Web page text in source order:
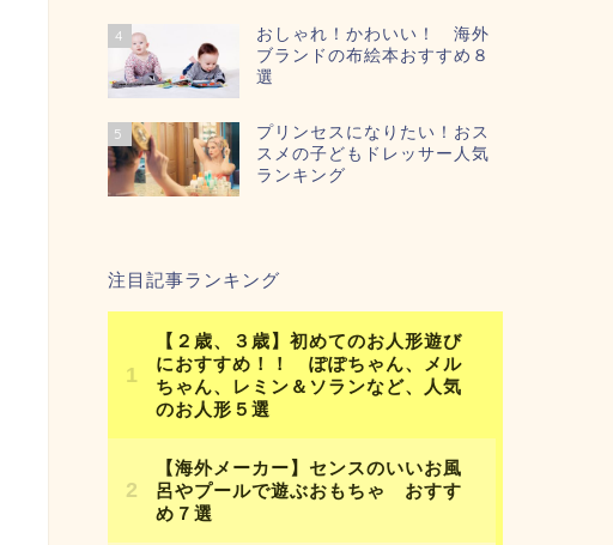
4
おしゃれ！かわいい！ 海外
ブランドの布絵本おすすめ８
選
5
プリンセスになりたい！おス
スメの子どもドレッサー人気
ランキング
注目記事ランキング